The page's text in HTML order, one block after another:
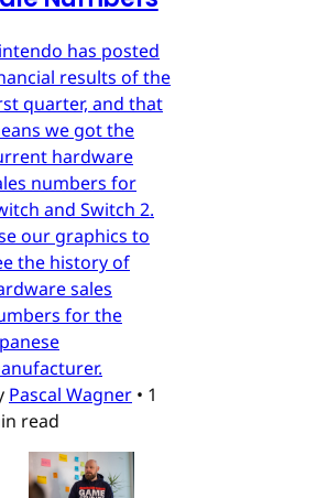
has posted
results of the
quarter, and that
we got the
hardware
numbers for
and Switch 2.
our graphics to
the history of
sales
for the
Pascal Wagner • 1
read